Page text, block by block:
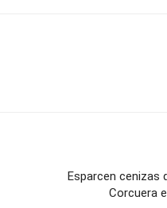
Esparcen cenizas
Corcuera